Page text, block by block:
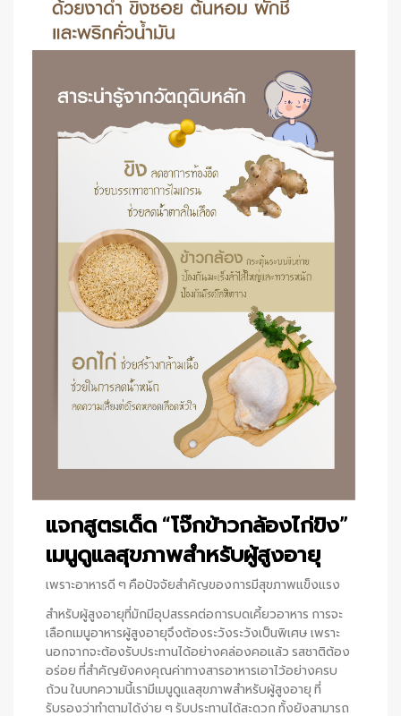
แจกสูตรเด็ด “โจ๊กข้าวกล้องไก่ขิง”
เมนูดูแลสุขภาพสำหรับผู้สูงอายุ
เพราะอาหารดี ๆ คือปัจจัยสำคัญของการมีสุขภาพแข็งแรง
สำหรับผู้สูงอายุที่มักมีอุปสรรคต่อการบดเคี้ยวอาหาร การจะ
เลือกเมนูอาหารผู้สูงอายุจึงต้องระวังระวังเป็นพิเศษ เพราะ
นอกจากจะต้องรับประทานได้อย่างคล่องคอแล้ว รสชาติต้อง
อร่อย ที่สำคัญยังคงคุณค่าทางสารอาหารเอาไว้อย่างครบ
ถ้วน ในบทความนี้เรามีเมนูดูแลสุขภาพสำหรับผู้สูงอายุ ที่
รับรองว่าทำตามได้ง่าย ๆ รับประทานได้สะดวก ทั้งยังสามารถ